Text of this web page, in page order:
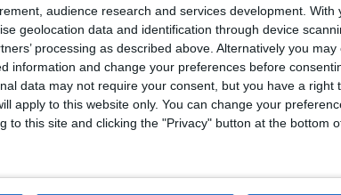
audience research and services development. With
geolocation data and identification through device
processing as described above. Alternatively you
information and change your preferences before
data may not require your consent, but you have a right
apply to this website only. You can change your
to this site and clicking the "Privacy" button at the bottom
il personale di EazyCity ti aiuterà
EazyCity, visita il sito ufficiale: